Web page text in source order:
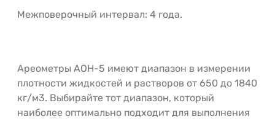
Межповерочный интервал: 4 года.
Ареометры АОН-5 имеют диапазон в измерении
плотности жидкостей и растворов от 650 до 1840
кг/м3. Выбирайте тот диапазон, который
наиболее оптимально подходит для выполнения